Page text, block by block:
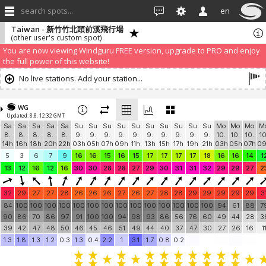
search spots... en
We have detected that you are using an AdBLock. Of course we
understand that advertising can be annoying, but it allows us to offer
weather information for "free". Please consider whitelisting Windguru in
your Ad blocker to help us keep the free site available. You can also
You are now viewing Windguru FREE version, upgrade to PRO and enjoy
the full power of this website!
Taiwan - 新竹竹北頭前溪飛行場
(other user's custom spot)
No live stations. Add your station...
WG
Updated: 8.8. 12:32 GMT
Sa
8.
14h
Sa
8.
16h
Sa
8.
18h
Sa
8.
20h
Sa
8.
22h
Su
9.
03h
Su
9.
05h
Su
9.
07h
Su
9.
09h
Su
9.
11h
Su
9.
13h
Su
9.
15h
Su
9.
17h
Su
9.
19h
Su
9.
21h
Mo
10.
03h
Mo
10.
05h
Mo
10.
07h
5
3 6 7 9 16 16 15 16 15 17 17 17 17 18 16 16 14
13
12 16 12 16 30 30 28 28 27 29 30 31 31 32 29 29
26 26 26 27 26 27 28 28 29 29 29 29 29